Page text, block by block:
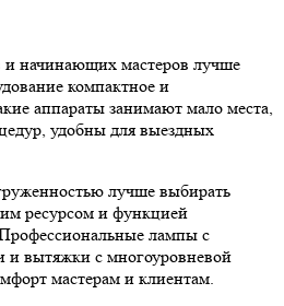
и начинающих мастеров лучше
компактное и
аппараты занимают мало места,
удобны для выездных
лучше выбирать
ресурсом и функцией
лампы с
и вытяжки с многоуровневой
мастерам и клиентам.